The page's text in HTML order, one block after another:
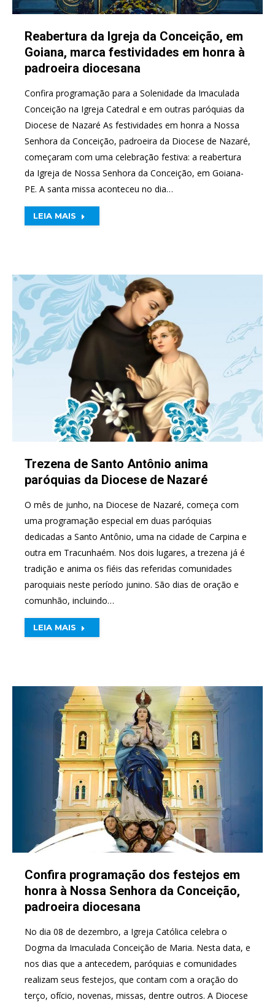
Reabertura da Igreja da Conceição, em
Goiana, marca festividades em honra à
padroeira diocesana
Confira programação para a Solenidade da Imaculada
Conceição na Igreja Catedral e em outras paróquias da
Diocese de Nazaré As festividades em honra a Nossa
Senhora da Conceição, padroeira da Diocese de Nazaré,
começaram com uma celebração festiva: a reabertura
da Igreja de Nossa Senhora da Conceição, em Goiana-
PE. A santa missa aconteceu no dia…
LEIA MAIS
Trezena de Santo Antônio anima
paróquias da Diocese de Nazaré
O mês de junho, na Diocese de Nazaré, começa com
uma programação especial em duas paróquias
dedicadas a Santo Antônio, uma na cidade de Carpina e
outra em Tracunhaém. Nos dois lugares, a trezena já é
tradição e anima os fiéis das referidas comunidades
paroquiais neste período junino. São dias de oração e
comunhão, incluindo…
LEIA MAIS
Confira programação dos festejos em
honra à Nossa Senhora da Conceição,
padroeira diocesana
No dia 08 de dezembro, a Igreja Católica celebra o
Dogma da Imaculada Conceição de Maria. Nesta data, e
nos dias que a antecedem, paróquias e comunidades
realizam seus festejos, que contam com a oração do
terço, ofício, novenas, missas, dentre outros. A Diocese